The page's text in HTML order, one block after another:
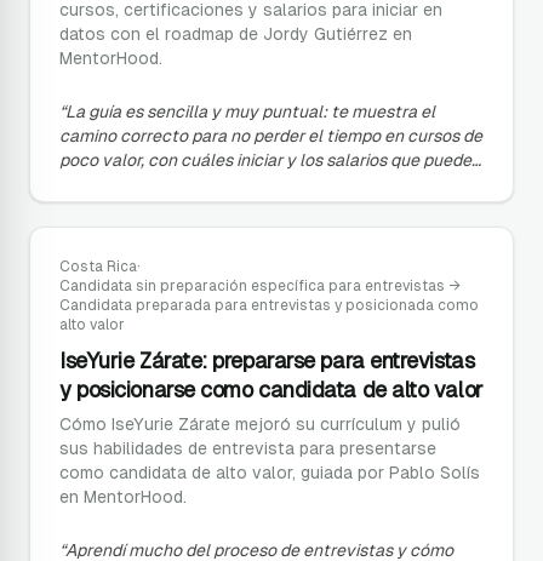
cursos, certificaciones y salarios para iniciar en
datos con el roadmap de Jordy Gutiérrez en
MentorHood.
“La guía es sencilla y muy puntual: te muestra el
camino correcto para no perder el tiempo en cursos de
poco valor, con cuáles iniciar y los salarios que puedes
Costa Rica·
Candidata sin preparación específica para entrevistas →
Candidata preparada para entrevistas y posicionada como
alto valor
IseYurie Zárate: prepararse para entrevistas
y posicionarse como candidata de alto valor
Cómo IseYurie Zárate mejoró su currículum y pulió
sus habilidades de entrevista para presentarse
como candidata de alto valor, guiada por Pablo Solís
en MentorHood.
“Aprendí mucho del proceso de entrevistas y cómo